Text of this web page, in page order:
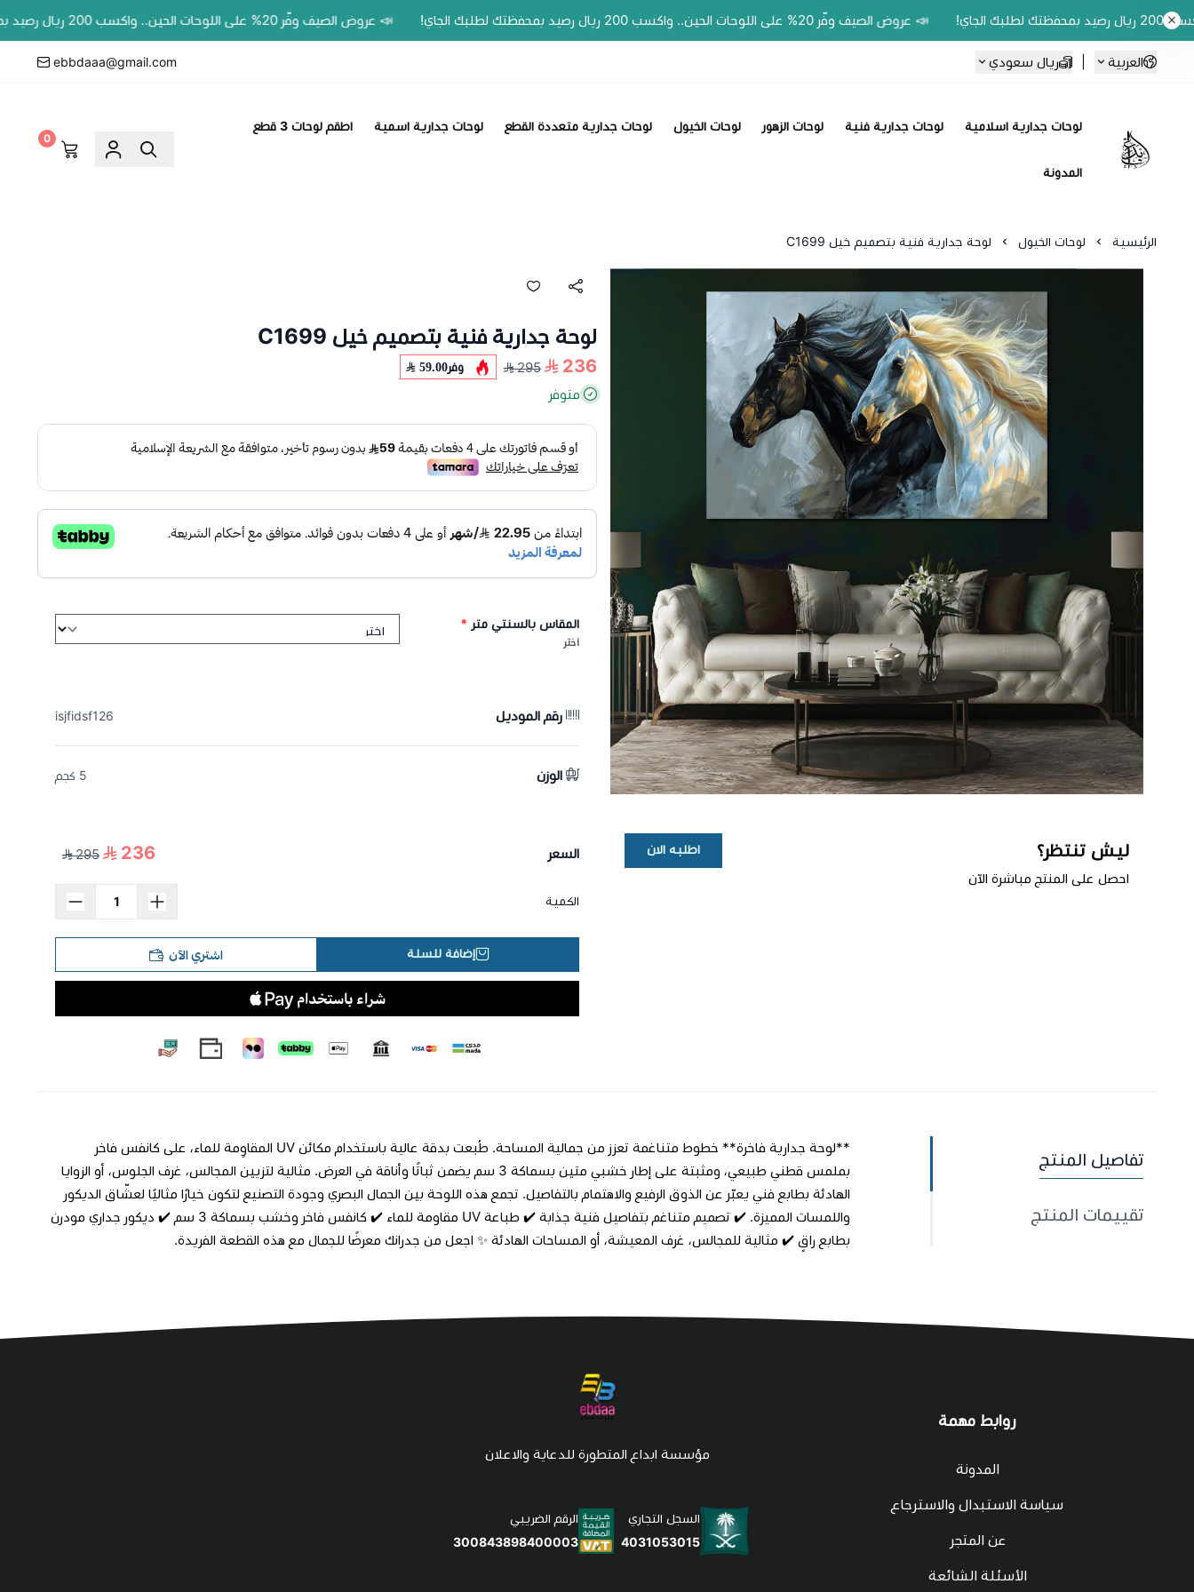
📣 عروض الصيف وفّر 20% على اللوحات الحين.. واكسب 200 ريال رصيد بمحفظتك لطلبك الجاي! 📣 عروض الصيف وفّر 20% على اللوحات الحين.. واكسب 200 ريال رصيد بمحفظتك لطلبك الجاي!
العربية ريال سعودي ebbdaaa@gmail.com
Ebbdaa art
لوحات جدارية اسلامية لوحات جدارية فنية لوحات الزهور لوحات الخيول لوحات جدارية متعددة القطع لوحات جدارية اسمية اطقم لوحات 3 قطع
المدونة
0
الرئيسية لوحات الخيول لوحة جدارية فنية بتصميم خيل C1699
ليش تنتظر؟
احصل على المنتج مباشرة الآن
اطلبه الان
لوحة جدارية فنية بتصميم خيل C1699
236
295 وفر59.00
متوفر
المقاس بالسنتي متر *
اختر
رقم الموديل isjfidsf126
الوزن 5 كجم
السعر 236
295
الكمية
إضافة للسلة اشتري الآن
تفاصيل المنتج
تقييمات المنتج
**لوحة جدارية فاخرة** خطوط متناغمة تعزز من جمالية المساحة. طُبعت بدقة عالية باستخدام مكائن UV المقاوِمة للماء، على كانفس فاخر
بملمس قطني طبيعي، ومثبتة على إطار خشبي متين بسماكة 3 سم يضمن ثباتًا وأناقة في العرض. مثالية لتزيين المجالس، غرف الجلوس، أو الزوايا
الهادئة بطابع فني يعبّر عن الذوق الرفيع والاهتمام بالتفاصيل. تجمع هذه اللوحة بين الجمال البصري وجودة التصنيع لتكون خيارًا مثاليًا لعشّاق الديكور
واللمسات المميزة. ✔️ تصميم متناغم بتفاصيل فنية جذابة ✔️ طباعة UV مقاومة للماء ✔️ كانفس فاخر وخشب بسماكة 3 سم ✔️ ديكور جداري مودرن
بطابع راقٍ ✔️ مثالية للمجالس، غرف المعيشة، أو المساحات الهادئة ✨ اجعل من جدرانك معرضًا للجمال مع هذه القطعة الفريدة.
روابط مهمة
المدونة
سياسة الاستبدال والاسترجاع
عن المتجر
الأسئلة الشائعة
مؤسسة ابداع المتطورة للدعاية والاعلان
السجل التجاري
4031053015
الرقم الضريبي
300843898400003